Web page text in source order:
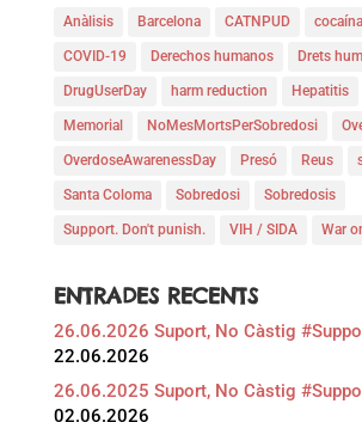
Anàlisis Barcelona CATNPUD cocaína
COVID-19 Derechos humanos Drets
DrugUserDay harm reduction Hepatitis
Memorial NoMesMortsPerSobredosi
OverdoseAwarenessDay Presó Reus
Santa Coloma Sobredosi Sobredosis
Support. Don't punish. VIH / SIDA War
ENTRADES RECENTS
26.06.2026 Suport, No Càstig
22.06.2026
26.06.2025 Suport, No Càstig
02.06.2026